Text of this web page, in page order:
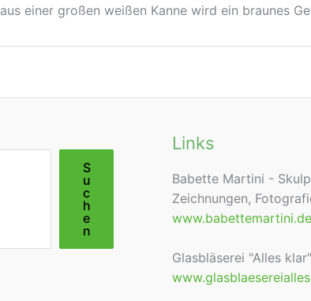
einer großen weißen Kanne wird ein braunes
S
u
c
h
e
n
Links
Babette Martini -
Zeichnungen,
www.babettemartini.de
Glasbläserei "Alles klar"